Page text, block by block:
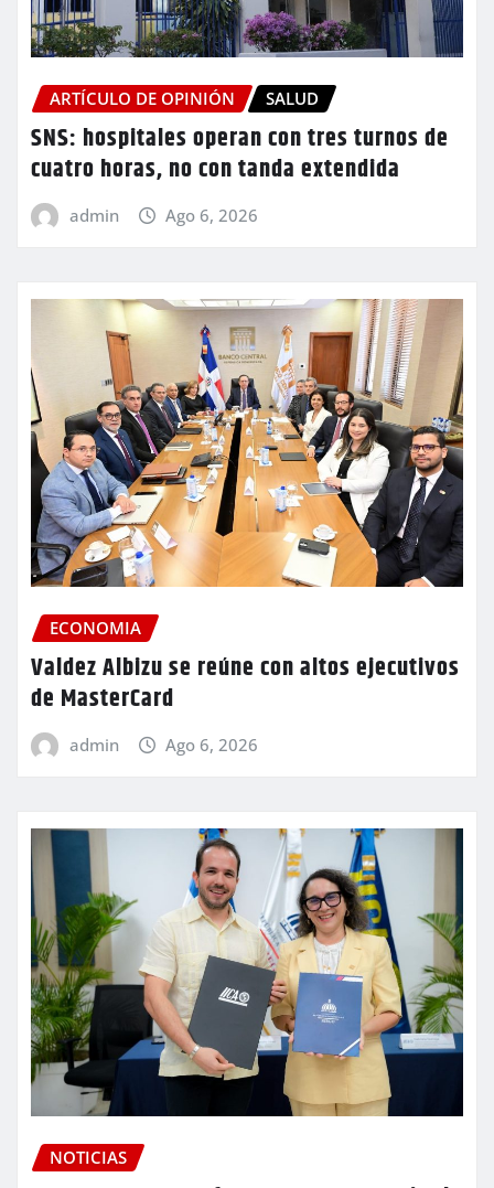
ARTÍCULO DE OPINIÓN SALUD
SNS: hospitales operan con tres turnos de
cuatro horas, no con tanda extendida
admin Ago 6, 2026
ECONOMIA
Valdez Albizu se reúne con altos ejecutivos
de MasterCard
admin Ago 6, 2026
NOTICIAS